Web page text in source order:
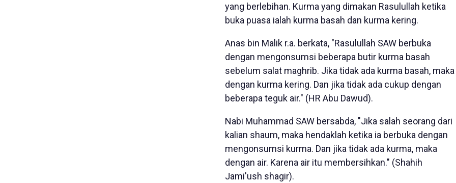
yang berlebihan. Kurma yang dimakan Rasulullah ketika
buka puasa ialah kurma basah dan kurma kering.
Anas bin Malik r.a. berkata, "Rasulullah SAW berbuka
dengan mengonsumsi beberapa butir kurma basah
sebelum salat maghrib. Jika tidak ada kurma basah, maka
dengan kurma kering. Dan jika tidak ada cukup dengan
beberapa teguk air." (HR Abu Dawud).
Nabi Muhammad SAW bersabda, "Jika salah seorang dari
kalian shaum, maka hendaklah ketika ia berbuka dengan
mengonsumsi kurma. Dan jika tidak ada kurma, maka
dengan air. Karena air itu membersihkan." (Shahih
Jami'ush shagir).